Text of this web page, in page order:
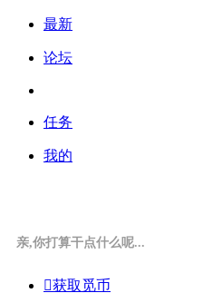
最新
论坛
任务
我的
亲,你打算干点什么呢...
获取觅币